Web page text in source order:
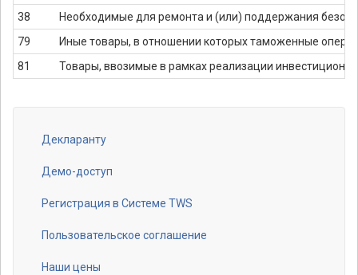
38
Необходимые для ремонта и (или) поддержания
79
Иные товары, в отношении которых таможенные
81
Товары, ввозимые в рамках реализации
Footer
menu
Декларанту
Демо-доступ
Регистрация в Системе TWS
Пользовательское соглашение
Наши цены